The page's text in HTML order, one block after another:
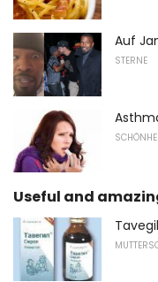
Auf
STERNE
Useful and